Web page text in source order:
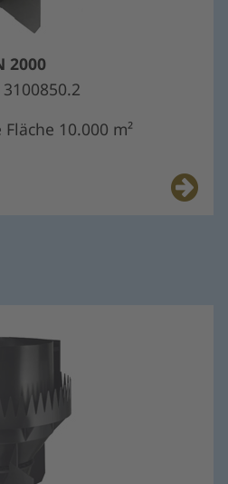
2000
10.000 m²